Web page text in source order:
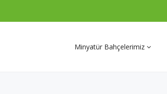
Minyatür Bahçelerimiz